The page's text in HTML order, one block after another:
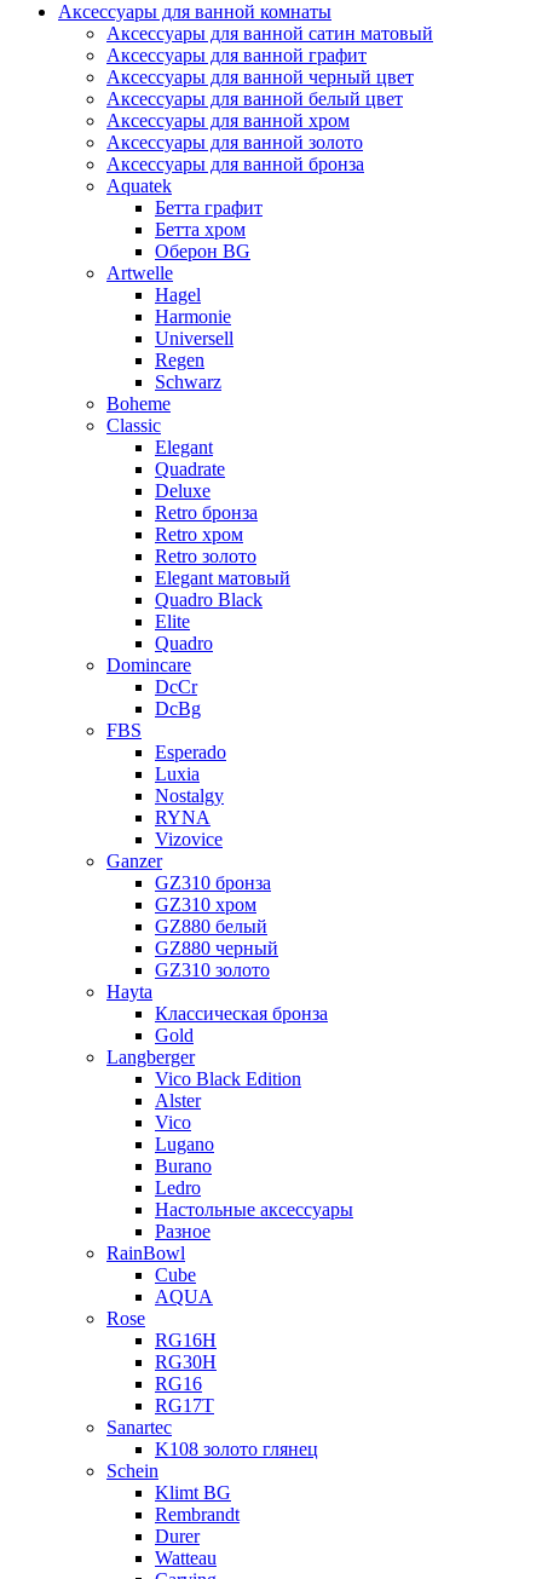
Аксессуары для ванной комнаты
Аксессуары для ванной сатин матовый
Аксессуары для ванной графит
Аксессуары для ванной черный цвет
Аксессуары для ванной белый цвет
Аксессуары для ванной хром
Аксессуары для ванной золото
Аксессуары для ванной бронза
Aquatek
Бетта графит
Бетта хром
Оберон BG
Artwelle
Hagel
Harmonie
Universell
Regen
Schwarz
Boheme
Classic
Elegant
Quadrate
Deluxe
Retro бронза
Retro хром
Retro золото
Elegant матовый
Quadro Black
Elite
Quadro
Domincare
DcCr
DcBg
FBS
Esperado
Luxia
Nostalgy
RYNA
Vizovice
Ganzer
GZ310 бронза
GZ310 хром
GZ880 белый
GZ880 черный
GZ310 золото
Hayta
Классическая бронза
Gold
Langberger
Vico Black Edition
Alster
Vico
Lugano
Burano
Ledro
Настольные аксессуары
Разное
RainBowl
Cube
AQUA
Rose
RG16H
RG30H
RG16
RG17T
Sanartec
K108 золото глянец
Schein
Klimt BG
Rembrandt
Durer
Watteau